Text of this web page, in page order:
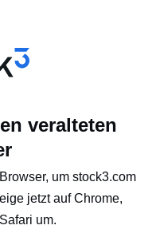
veralteten
um stock3.com
jetzt auf Chrome,
um.